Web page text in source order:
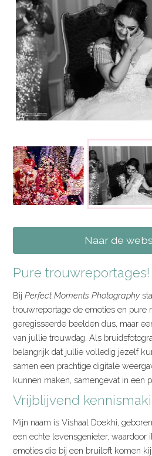
Naar de
Pure trouwreportages!
BijPerfect Moments Photography
trouwreportage de emoties en pure
geregisseerde beelden dus, maar
van jullie trouwdag. Als
belangrijk dat jullie volledig jezelf
samen een prachtige digitale
kunnen maken, samengevat in een
Vrijblijvend
Mijn naam is Vishaal Doekhi,
een echte levensgenieter, waardoor
emoties die bij een bruiloft komen